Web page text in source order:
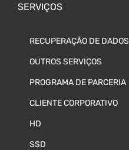
SERVIÇOS
RECUPERAÇÃO DE DADOS
OUTROS SERVIÇOS
PROGRAMA DE PARCERIA
CLIENTE CORPORATIVO
HD
SSD